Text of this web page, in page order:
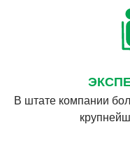
В штате компании